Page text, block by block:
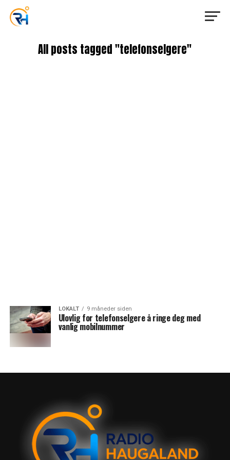
All posts tagged "telefonselgere"
LOKALT 9 måneder siden
Ulovlig for telefonselgere å ringe deg med
vanlig mobilnummer